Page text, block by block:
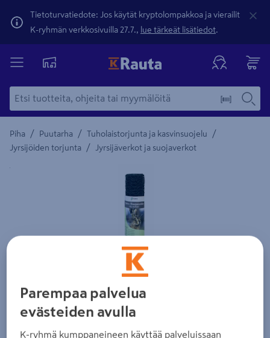
Tietoturvatiedote: Jos käytät kryptolompakkoa ja vierailit
K-ryhmän verkkosivuilla 27.7., lue tärkeät lisätiedot.
Piha / Puutarha / Tuholaistorjunta ja kasvinsuojelu /
Jyrsijöiden torjunta / Jyrsijäverkot ja suojaverkot
Yksityiskohtainen kuvaus löytyy Tuotteen kuvaus -
Parempaa palvelua
evästeiden avulla
K-ryhmä kumppaneineen käyttää palveluissaan